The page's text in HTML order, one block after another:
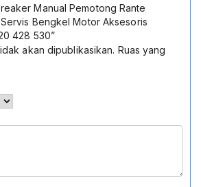
Manual Pemotong Rante
Bengkel Motor Aksesoris
428 530”
akan dipublikasikan. Ruas yang